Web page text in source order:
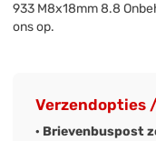
933 M8x18mm 8.8
ons op.
Verzendopties
· Brievenbuspost